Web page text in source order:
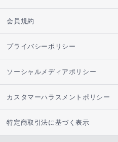
会員規約
プライバシーポリシー
ソーシャルメディアポリシー
カスタマーハラスメントポリシー
特定商取引法に基づく表示